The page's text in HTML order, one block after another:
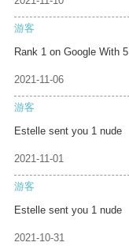
游客
Rank 1 on Google With 5
2021-11-06
游客
Estelle sent you 1 nude
2021-11-01
游客
Estelle sent you 1 nude
2021-10-31